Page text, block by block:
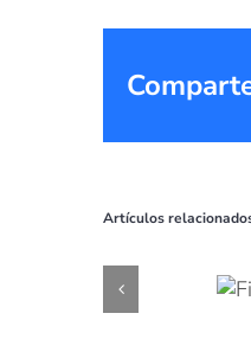
Artículos